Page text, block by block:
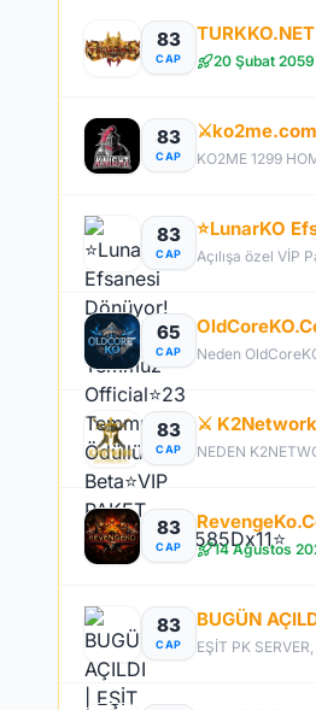
83
CAP 20 Şubat 2059
83
CAP KO2ME 1299
83
CAP
Açılışa özel VİP
65
CAP
83
CAP
⚔️
83
CAP 14 Ağustos
83
CAP